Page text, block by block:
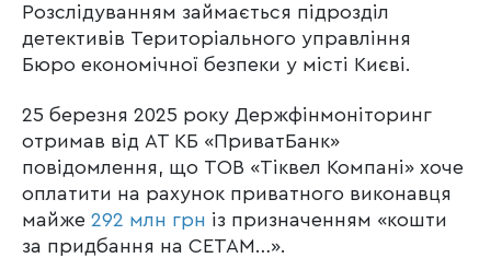
Розслідуванням займається підрозділ
детективів Територіального управління
Бюро економічної безпеки у місті Києві.
25 березня 2025 року Держфінмоніторинг
отримав від АТ КБ «ПриватБанк»
повідомлення, що ТОВ «Тіквел Компані» хоче
оплатити на рахунок приватного виконавця
майже 292 млн грн із призначенням «кошти
за придбання на СЕТАМ…».